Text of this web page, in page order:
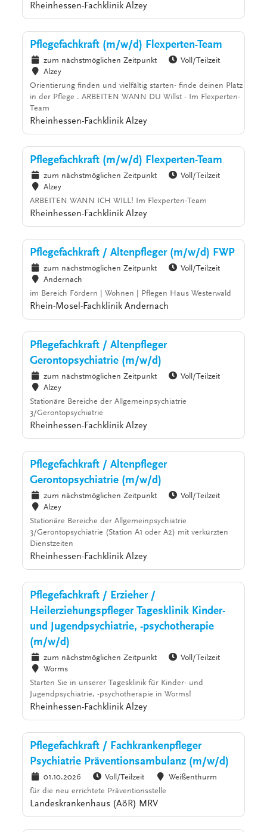
Rheinhessen-Fachklinik Alzey
Pflegefachkraft (m/w/d) Flexperten-Team
zum nächstmöglichen Zeitpunkt
Voll/Teilzeit
Alzey
Orientierung finden und vielfältig starten- finde deinen Platz
in der Pflege . ARBEITEN WANN DU Willst - Im Flexperten-
Team
Rheinhessen-Fachklinik Alzey
Pflegefachkraft (m/w/d) Flexperten-Team
zum nächstmöglichen Zeitpunkt
Voll/Teilzeit
Alzey
ARBEITEN WANN ICH WILL! Im Flexperten-Team
Rheinhessen-Fachklinik Alzey
Pflegefachkraft / Altenpfleger (m/w/d) FWP
zum nächstmöglichen Zeitpunkt
Voll/Teilzeit
Andernach
im Bereich Fördern | Wohnen | Pflegen Haus Westerwald
Rhein-Mosel-Fachklinik Andernach
Pflegefachkraft / Altenpfleger
Gerontopsychiatrie (m/w/d)
zum nächstmöglichen Zeitpunkt
Voll/Teilzeit
Alzey
Stationäre Bereiche der Allgemeinpsychiatrie
3/Gerontopsychiatrie
Rheinhessen-Fachklinik Alzey
Pflegefachkraft / Altenpfleger
Gerontopsychiatrie (m/w/d)
zum nächstmöglichen Zeitpunkt
Voll/Teilzeit
Alzey
Stationäre Bereiche der Allgemeinpsychiatrie
3/Gerontopsychiatrie (Station A1 oder A2) mit verkürzten
Dienstzeiten
Rheinhessen-Fachklinik Alzey
Pflegefachkraft / Erzieher /
Heilerziehungspfleger Tagesklinik Kinder-
und Jugendpsychiatrie, -psychotherapie
(m/w/d)
zum nächstmöglichen Zeitpunkt
Voll/Teilzeit
Worms
Starten Sie in unserer Tagesklinik für Kinder- und
Jugendpsychiatrie, -psychotherapie in Worms!
Rheinhessen-Fachklinik Alzey
Pflegefachkraft / Fachkrankenpfleger
Psychiatrie Präventionsambulanz (m/w/d)
01.10.2026 Voll/Teilzeit
Weißenthurm
für die neu errichtete Präventionsstelle
Landeskrankenhaus (AöR) MRV